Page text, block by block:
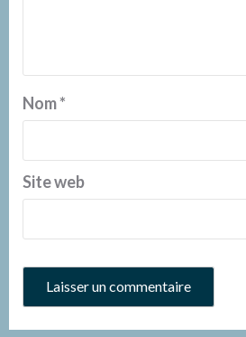
Nom*
Site web